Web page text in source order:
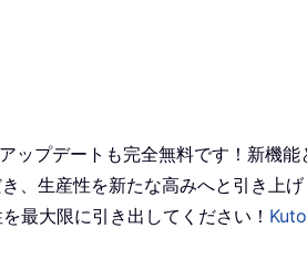
プデートも完全無料です！新機能
生産性を新たな高みへと引き上げ
最大限に引き出してください！